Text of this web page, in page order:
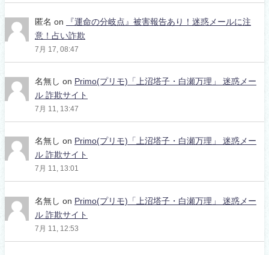
匿名 on
『運命の分岐点』被害報告あり！迷惑メールに注
意！占い詐欺
7月 17, 08:47
名無し on Primo(プリモ)「上沼塔子・白瀬万理」 迷惑メー
ル 詐欺サイト
7月 11, 13:47
名無し on Primo(プリモ)「上沼塔子・白瀬万理」 迷惑メー
ル 詐欺サイト
7月 11, 13:01
名無し on Primo(プリモ)「上沼塔子・白瀬万理」 迷惑メー
ル 詐欺サイト
7月 11, 12:53